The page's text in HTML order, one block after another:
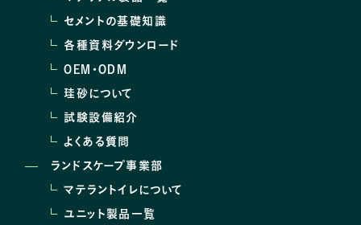
セメントの基礎知識
各種資料ダウンロード
OEM･ODM
珪砂について
試験設備紹介
よくある質問
ランドスケープ事業部
マテラントイレについて
ユニット製品一覧